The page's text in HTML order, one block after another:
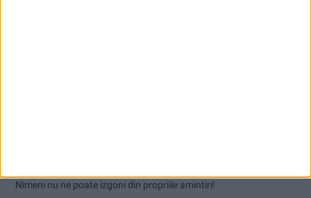
Nimeni nu ne poate izgoni din propriile amintiri!